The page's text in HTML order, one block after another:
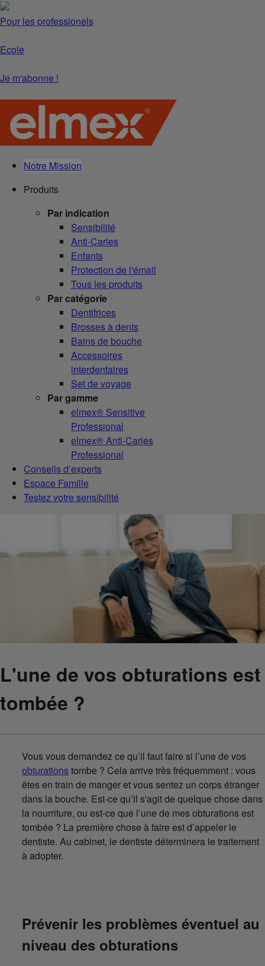
Pour les professionels
Ecole
Je m'abonne !
Notre Mission
Produits
Par indication
Sensibilité
Anti-Caries
Enfants
Protection de l'émail
Tous les produits
Par catégorie
Dentifrices
Brosses à dents
Bains de bouche
Accessoires
interdentaires
Set de voyage
Par gamme
elmex® Sensitive
Professional
elmex® Anti-Caries
Professional
Conseils d’experts
Espace Famille
Testez votre sensibilité
L'une de vos obturations est
tombée ?
Vous vous demandez ce qu’il faut faire si l’une de vos
obturationstombe ? Cela arrive très fréquemment : vous
êtes en train de manger et vous sentez un corps étranger
dans la bouche. Est-ce qu’il s'agit de quelque chose dans
la nourriture, ou est-ce que l’une de mes obturations est
tombée ? La première chose à faire est d’appeler le
dentiste. Au cabinet, le dentiste déterminera le traitement
à adopter.
Prévenir les problèmes éventuel au
niveau des obturations